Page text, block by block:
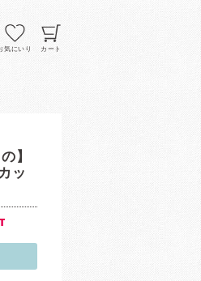
気にいり カート
】
ッ